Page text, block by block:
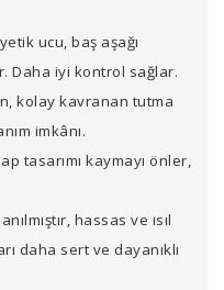
ucu, baş aşağı
Daha iyi kontrol sağlar.
kolay kavranan tutma
imkânı.
tasarımı kaymayı önler,
hassas ve ısıl
daha sert ve dayanıklı